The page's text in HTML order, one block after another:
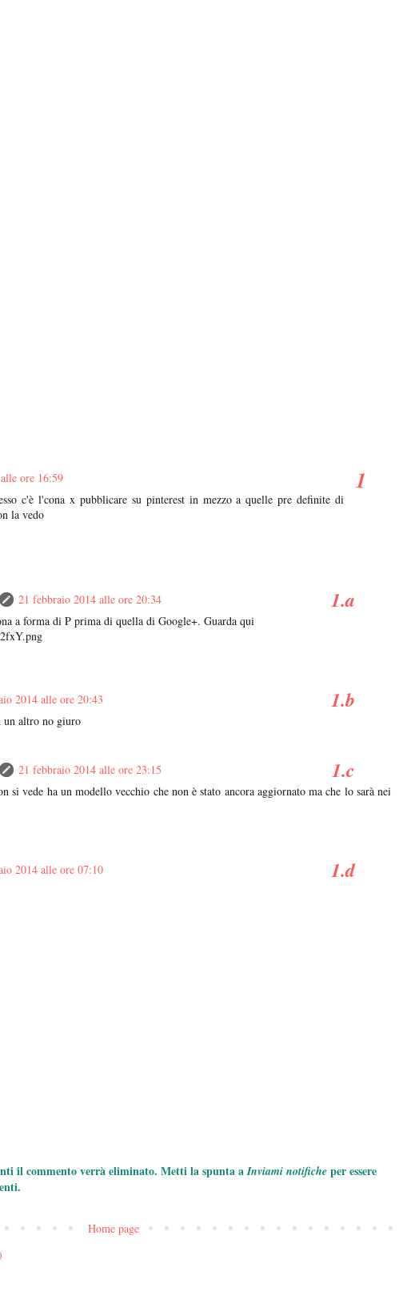
ore 16:59
c'è l'cona x pubblicare su pinterest in mezzo a quelle pre definite di
la vedo
21 febbraio 2014 alle ore 20:34
a forma di P prima di quella di Google+. Guarda qui
2014 alle ore 20:43
altro no giuro
21 febbraio 2014 alle ore 23:15
si vede ha un modello vecchio che non è stato ancora aggiornato ma che lo sarà nei
2014 alle ore 07:10
il commento verrà eliminato. Metti la spunta aInviami notifiche per essere
Home page